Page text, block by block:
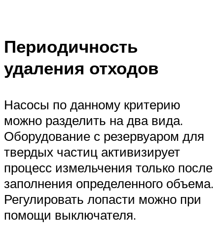
Периодичность
удаления отходов
Насосы по данному критерию
можно разделить на два вида.
Оборудование с резервуаром для
твердых частиц активизирует
процесс измельчения только после
заполнения определенного объема.
Регулировать лопасти можно при
помощи выключателя.